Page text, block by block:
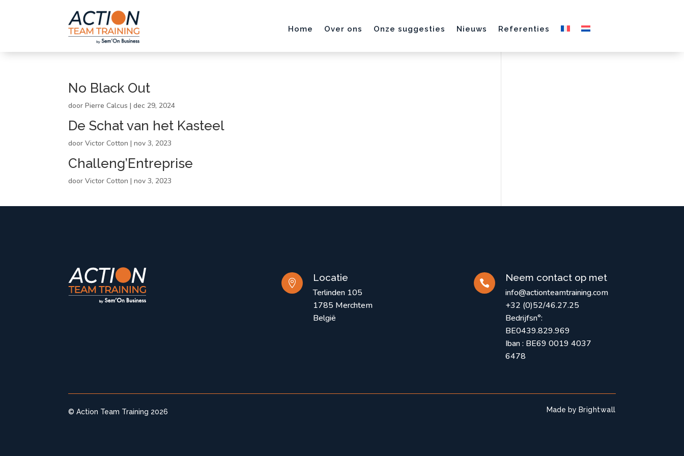
Home Over ons Onze suggesties Nieuws Referenties
No Black Out
doorPierre Calcus |dec 29, 2024
De Schat van het Kasteel
doorVictor Cotton |nov 3, 2023
Challeng’Entreprise
doorVictor Cotton |nov 3, 2023

Locatie
Terlinden 105
1785 Merchtem
België

Neem contact op met
info@actionteamtraining.com
+32 (0)52/46.27.25
Bedrijfsn°:
BE0439.829.969
Iban : BE69 0019 4037
6478
© Action Team Training 2026 Made by Brightwall